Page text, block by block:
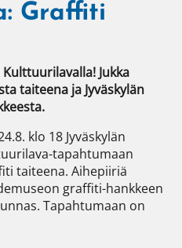
Graffiti
Jukka
taiteena ja Jyväskylän
klo 18 Jyväskylän
tapahtumaan
taiteena. Aihepiiriä
graffiti-hankkeen
Tapahtumaan on